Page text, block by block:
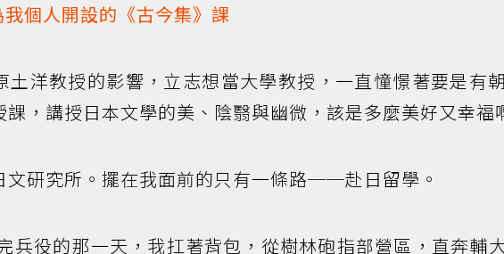
個人開設的《古今集》課
土洋教授的影響，立志想當大學教授，一直憧憬著要是有
課，講授日本文學的美、陰翳與幽微，該是多麼美好又幸福
文研究所。擺在我面前的只有一條路──赴日留學。
兵役的那一天，我扛著背包，從樹林砲指部營區，直奔輔